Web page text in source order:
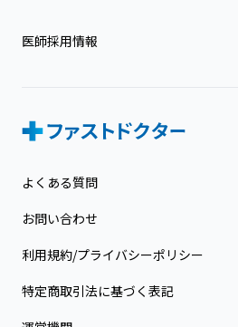
医師採用情報
よくある質問
お問い合わせ
利用規約/プライバシーポリシー
特定商取引法に基づく表記